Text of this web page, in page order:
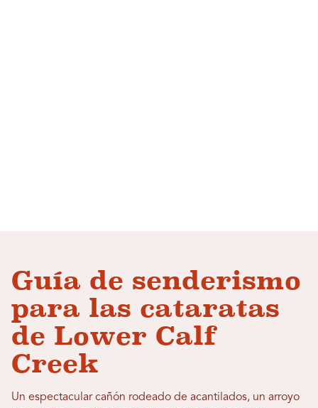
Guía de senderismo
para las cataratas
de Lower Calf
Creek
Un espectacular cañón rodeado de acantilados, un arroyo